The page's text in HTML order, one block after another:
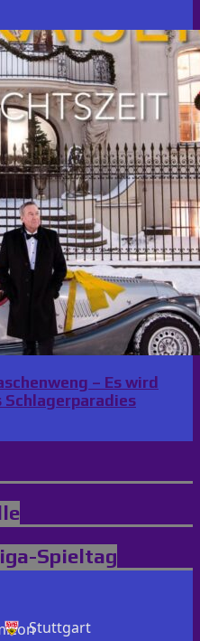
– Es wird
Schlagerparadies
Spieltag
Stuttgart